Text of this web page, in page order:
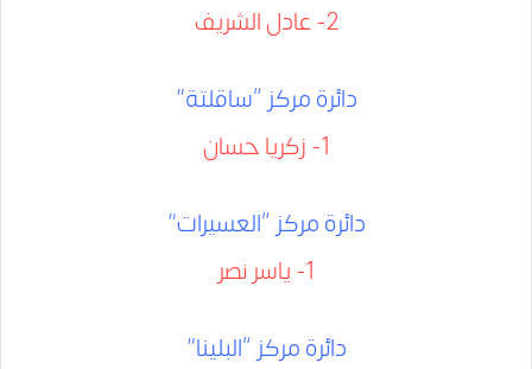
2- عادل الشريف
دائرة مركز “ساقلتة”
1- زكريا حسان
دائرة مركز “العسيرات”
1- ياسر نصر
دائرة مركز “البلينا”